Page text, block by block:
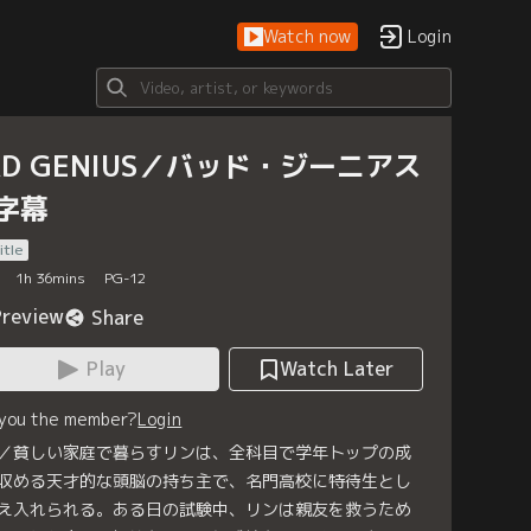
Watch now Login
GENIUS／バッド・ジーニアス
幕
1h 36mins PG-12
Share
Play
Watch Later
the member?Login
貧しい家庭で暮らすリンは、全科目で学年トップの成
める天才的な頭脳の持ち主で、名門高校に特待生とし
入れられる。ある日の試験中、リンは親友を救うため